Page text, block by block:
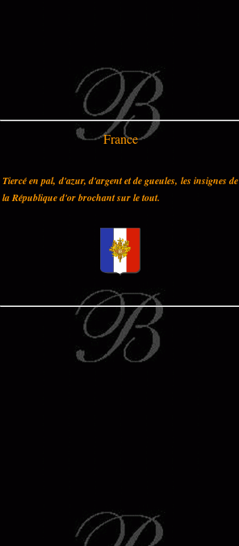
France
Tiercé en pal, d'azur, d'argent et de gueules, les insignes de
la République d'or brochant sur le tout.